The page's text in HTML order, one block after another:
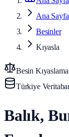
Ana Sayfa
Besinler
Kıyasla
Besin Kıyaslama
Türkiye
Balık,